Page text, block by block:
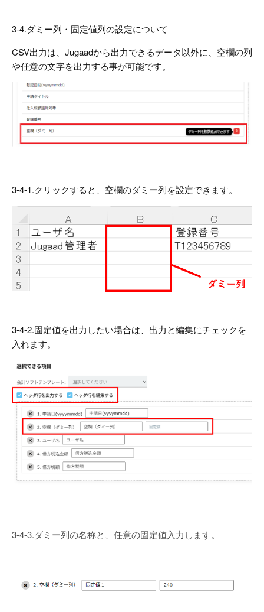
3-4.ダミー列・固定値列の設定について
CSV出力は、Jugaadから出力できるデータ以外に、空欄の列
や任意の文字を出力する事が可能です。
3-4-1.クリックすると、空欄のダミー列を設定できます。
3-4-2.固定値を出力したい場合は、出力と編集にチェックを
入れます。
3-4-3.ダミー列の名称と、任意の固定値入力します。